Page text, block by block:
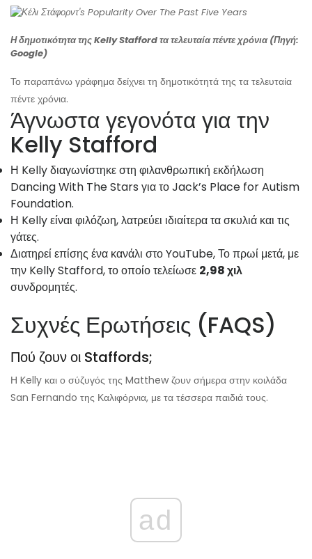
Η δημοτικότητα της Kelly Stafford τα τελευταία πέντε χρόνια (Πηγή:
Google)
Το παραπάνω γράφημα δείχνει τη δημοτικότητά της τα τελευταία
πέντε χρόνια.
Άγνωστα γεγονότα για την
Kelly Stafford
Η Kelly διαγωνίστηκε στη φιλανθρωπική εκδήλωση
Dancing With The Stars για το Jack’s Place for Autism
Foundation.
Η Kelly είναι φιλόζωη, λατρεύει ιδιαίτερα τα σκυλιά και τις
γάτες.
Διατηρεί επίσης ένα κανάλι στο YouTube, Το πρωί μετά, με
την Kelly Stafford, το οποίο τελείωσε 2,98 χιλ
συνδρομητές.
Συχνές Ερωτήσεις (FAQS)
Πού ζουν οι Staffords;
Η Kelly και ο σύζυγός της Matthew ζουν σήμερα στην κοιλάδα
San Fernando της Καλιφόρνια, με τα τέσσερα παιδιά τους.
ad